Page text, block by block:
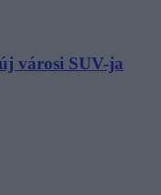
városi SUV-ja